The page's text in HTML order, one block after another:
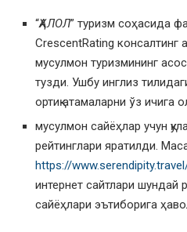
“ҲАЛОЛ” туризм соҳасида
CrescentRating консалтинг
мусулмон туризмининг
тузди. Ушбу инглиз
ортиқ атамаларни ўз ичига
мусулмон сайёҳлар учун
рейтинглари яратилди.
https://
интернет сайтлари шундай
сайёҳлари эътиборига